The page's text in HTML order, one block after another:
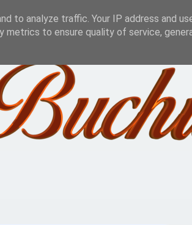
Lesestatistik Blog Aktionen
to analyze traffic. Your IP address and
metrics to ensure quality of service,